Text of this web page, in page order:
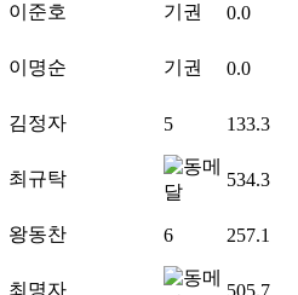
이준호 기권 0.0
이명순 기권 0.0
김정자 5 133.3
최규탁 534.3
왕동찬 6 257.1
최명자 505.7